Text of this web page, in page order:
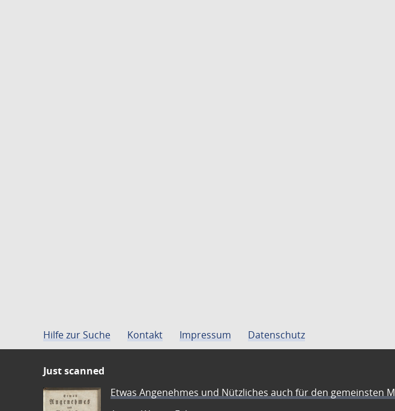
Hilfe zur Suche Kontakt Impressum Datenschutz
Just scanned
Etwas Angenehmes und Nützliches auch für den gemeinsten